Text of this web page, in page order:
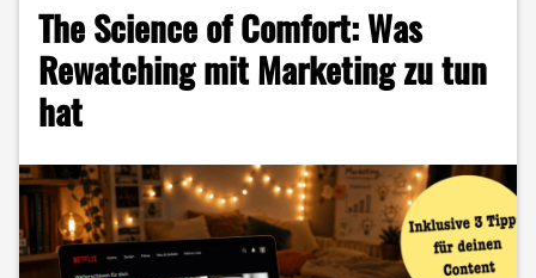
The Science of Comfort: Was
Rewatching mit Marketing zu tun
hat